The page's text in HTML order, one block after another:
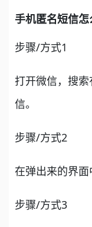
手机匿名短信怎
步骤/方式1
打开微信，搜
信。
步骤/方式2
在弹出来的界面
步骤/方式3